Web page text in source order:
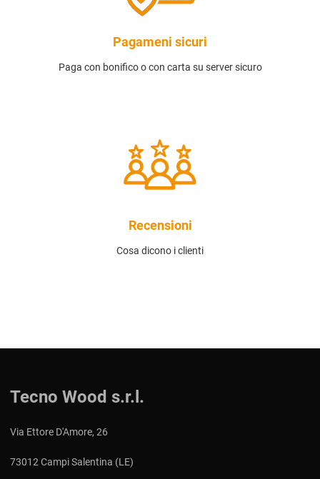
Pagameni sicuri
Paga con bonifico o con carta su server sicuro
Recensioni
Cosa dicono i clienti
Tecno Wood s.r.l.
Via Ettore D'Amore, 26
73012 Campi Salentina (LE)